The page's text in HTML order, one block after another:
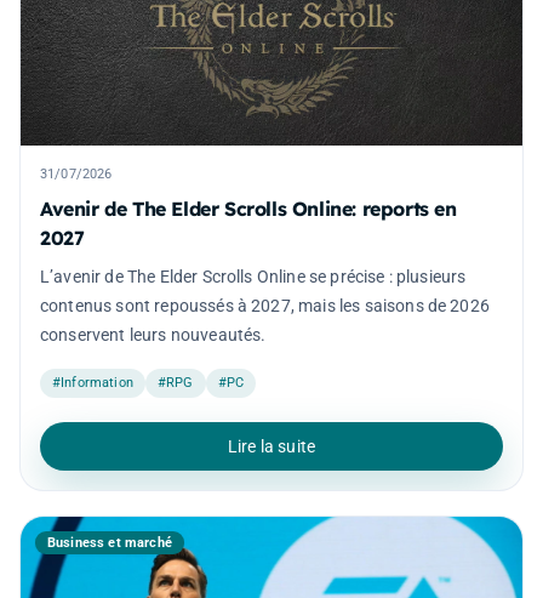
31/07/2026
Avenir de The Elder Scrolls Online: reports en
2027
L’avenir de The Elder Scrolls Online se précise : plusieurs
contenus sont repoussés à 2027, mais les saisons de 2026
conservent leurs nouveautés.
#Information #RPG #PC
Lire la suite
Business et marché